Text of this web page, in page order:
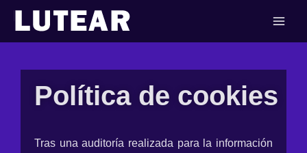
contenido
Política de cookies
Tras una auditoría realizada para la información